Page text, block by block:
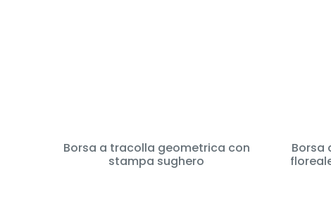
Borsa a tracolla geometrica con
stampa sughero
Borsa